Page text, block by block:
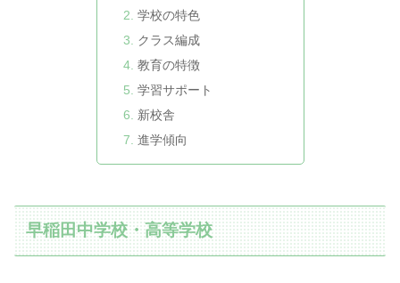
学校の特色
クラス編成
教育の特徴
学習サポート
新校舎
進学傾向
早稲田中学校・高等学校